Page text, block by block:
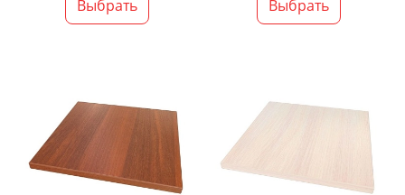
Выбрать Выбрать